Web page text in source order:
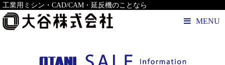
工業用ミシン・CAD/CAM・延反機のことなら
MENU